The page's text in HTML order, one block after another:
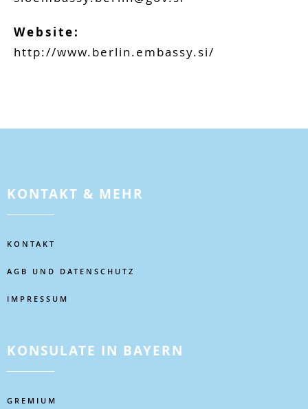
Website:
http://www.berlin.embassy.si/
KONTAKT & MEHR
KONTAKT
AGB UND DATENSCHUTZ
IMPRESSUM
KONSULATE IN BAYERN
GREMIUM